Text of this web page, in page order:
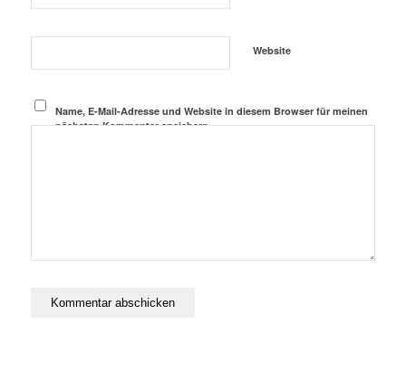
Website
Name, E-Mail-Adresse und Website in diesem Browser für meinen
nächsten Kommentar speichern.